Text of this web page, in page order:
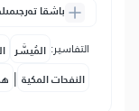
باشقا
التفاسير: المُيسَّر
النفحات المكية |